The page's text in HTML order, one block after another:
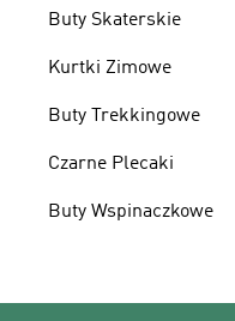
Buty Skaterskie
Kurtki Zimowe
Buty Trekkingowe
Czarne Plecaki
Buty Wspinaczkowe